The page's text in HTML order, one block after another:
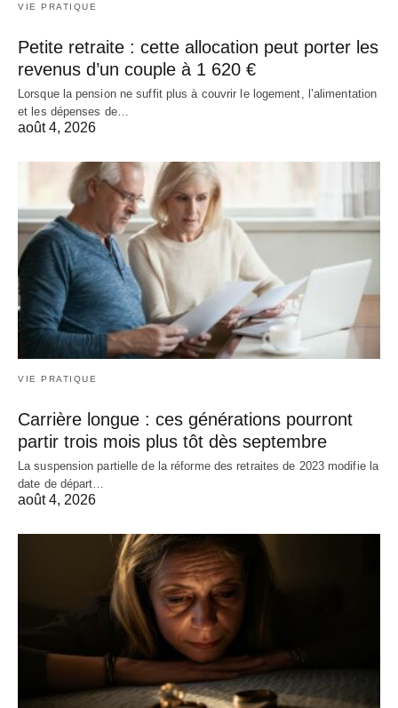
VIE PRATIQUE
Petite retraite : cette allocation peut porter les
revenus d’un couple à 1 620 €
Lorsque la pension ne suffit plus à couvrir le logement, l’alimentation
et les dépenses de…
août 4, 2026
VIE PRATIQUE
Carrière longue : ces générations pourront
partir trois mois plus tôt dès septembre
La suspension partielle de la réforme des retraites de 2023 modifie la
date de départ…
août 4, 2026